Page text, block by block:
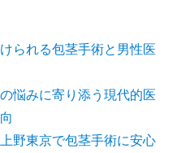
られる包茎手術と男性医
悩みに寄り添う現代的医
野東京で包茎手術に安心